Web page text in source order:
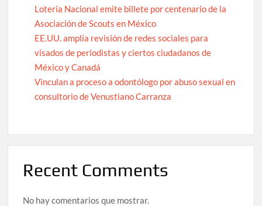
Lotería Nacional emite billete por centenario de la
Asociación de Scouts en México
EE.UU. amplía revisión de redes sociales para
visados de periodistas y ciertos ciudadanos de
México y Canadá
Vinculan a proceso a odontólogo por abuso sexual en
consultorio de Venustiano Carranza
Recent Comments
No hay comentarios que mostrar.